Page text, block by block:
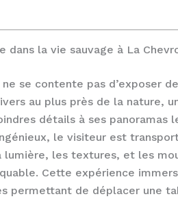
dans la vie sauvage à La
ne se contente pas d’exposer
au plus près de la nature,
détails à ses panoramas
le visiteur est
lumière, les textures, et les
Cette expérience
permettant de déplacer une